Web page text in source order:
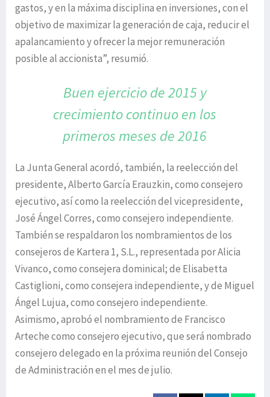
gastos, y en la máxima disciplina en inversiones, con el
objetivo de maximizar la generación de caja, reducir el
apalancamiento y ofrecer la mejor remuneración
posible al accionista”, resumió.
Buen ejercicio de 2015y
crecimiento continuo en los
primeros meses de 2016
La Junta General acordó, también, la reelección del
presidente, Alberto García Erauzkin, como consejero
ejecutivo, así como la reelección del vicepresidente,
José Ángel Corres, como consejero independiente.
También se respaldaron los nombramientos de los
consejeros de Kartera 1, S.L., representada por Alicia
Vivanco, como consejera dominical; de Elisabetta
Castiglioni, como consejera independiente, y de Miguel
Ángel Lujua, como consejero independiente.
Asimismo, aprobó el nombramiento de Francisco
Arteche como consejero ejecutivo, que será nombrado
consejero delegado en la próxima reunión del Consejo
de Administración en el mes de julio.